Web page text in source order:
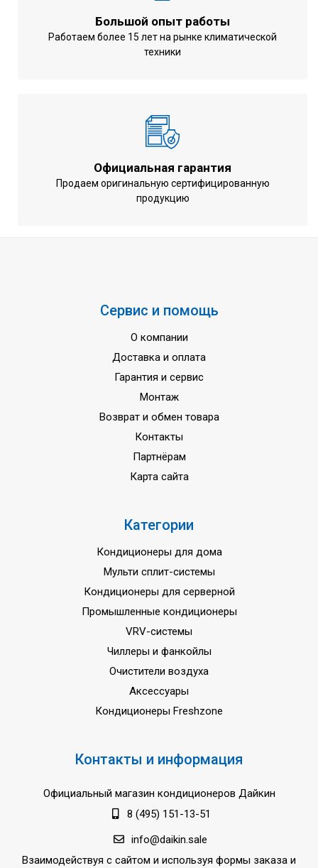
Расход воды (охлаждение /
обогрев)
1152 л/час
Объем воды в теплообменнике
Количество труб фанкойла
Количество фаз
1 ~
Напряжение питания
220-240 В
Большой опыт работы
Работаем более 15 лет на рынке климатической
техники
Официальная гарантия
Продаем оригинальную сертифицированную
продукцию
Сервис и помощь
О компании
Доставка и оплата
Гарантия и сервис
Монтаж
Возврат и обмен товара
Контакты
Партнёрам
Карта сайта
Категории
Кондиционеры для дома
Мульти сплит-системы
Кондиционеры для серверной
Промышленные кондиционеры
VRV-системы
Чиллеры и фанкойлы
Очистители воздуха
Аксессуары
Кондиционеры Freshzone
Контакты и информация
Официальный магазин кондиционеров Дайкин
8 (495) 151-13-51
info@daikin.sale
Взаимодействуя с сайтом и используя формы заказа и